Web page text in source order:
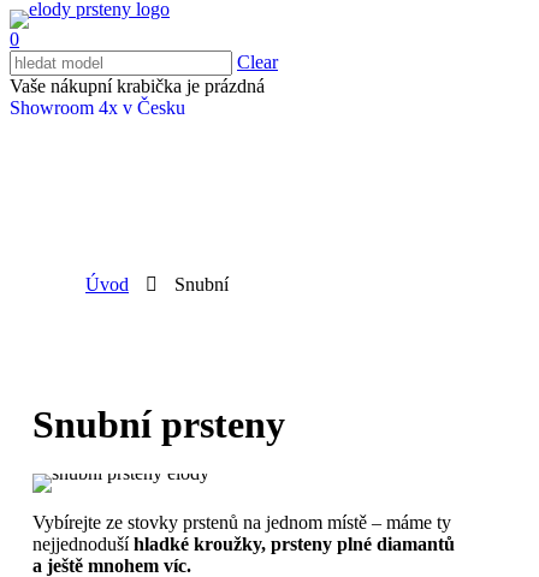
0
Clear
Vaše nákupní krabička je prázdná
Showroom 4x v Česku
Úvod Snubní
Snubní prsteny
Vybírejte ze stovky prstenů na jednom místě – máme ty
nejjednodušíhladké kroužky, prsteny plné diamantů
a ještě mnohem víc.